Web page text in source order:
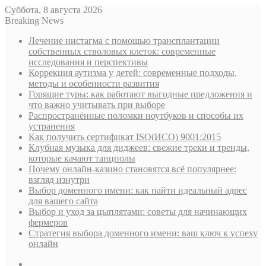
Суббота, 8 августа 2026
Breaking News
Лечение нистагма с помощью трансплантации
собственных стволовых клеток: современные
исследования и перспективы
Коррекция аутизма у детей: современные подходы,
методы и особенности развития
Горящие туры: как работают выгодные предложения и
что важно учитывать при выборе
Распространённые поломки ноутбуков и способы их
устранения
Как получить сертификат ISO(ИСО) 9001:2015
Клубная музыка для диджеев: свежие треки и тренды,
которые качают танцполы
Почему онлайн-казино становятся всё популярнее:
взгляд изнутри
Выбор доменного имени: как найти идеальный адрес
для вашего сайта
Выбор и уход за цыплятами: советы для начинающих
фермеров
Стратегия выбора доменного имени: ваш ключ к успеху
онлайн